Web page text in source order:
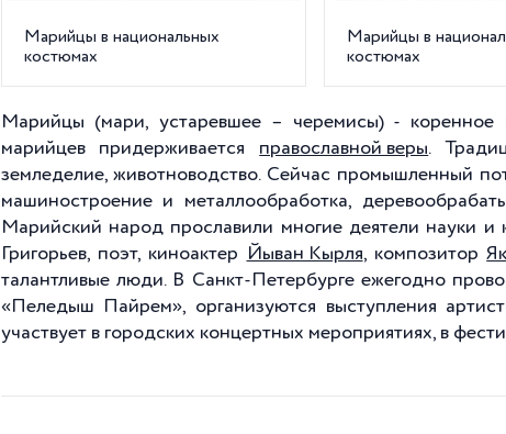
Марийцы в национальных
костюмах
Марийцы в
костюмах
Марийцы (мари, устаревшее – черемисы) -
марийцев придерживается православной веры.
земледелие, животноводство. Сейчас промышленный
машиностроение и металлообработка,
Марийский народ прославили многие деятели науки и
Григорьев, поэт, киноактер
Йыван Кырля, композитор
талантливые люди. В Санкт-Петербурге ежегодно
«Пеледыш Пайрем», организуются выступления
участвует в городских концертных мероприятиях, в